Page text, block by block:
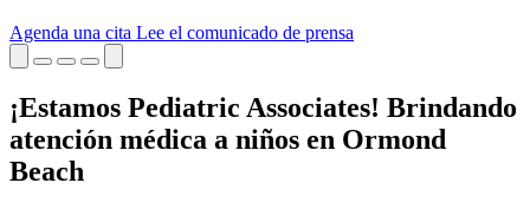
Agenda una cita Lee el comunicado de prensa
¡Estamos Pediatric Associates! Brindando
atención médica a niños en Ormond
Beach